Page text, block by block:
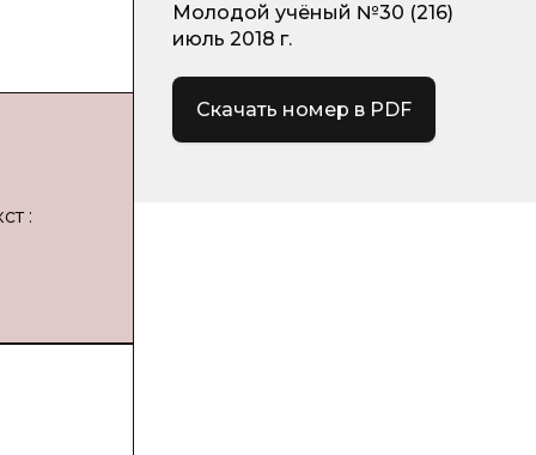
:
Молодой учёный №30 (216)
июль 2018 г.
Скачать номер в PDF